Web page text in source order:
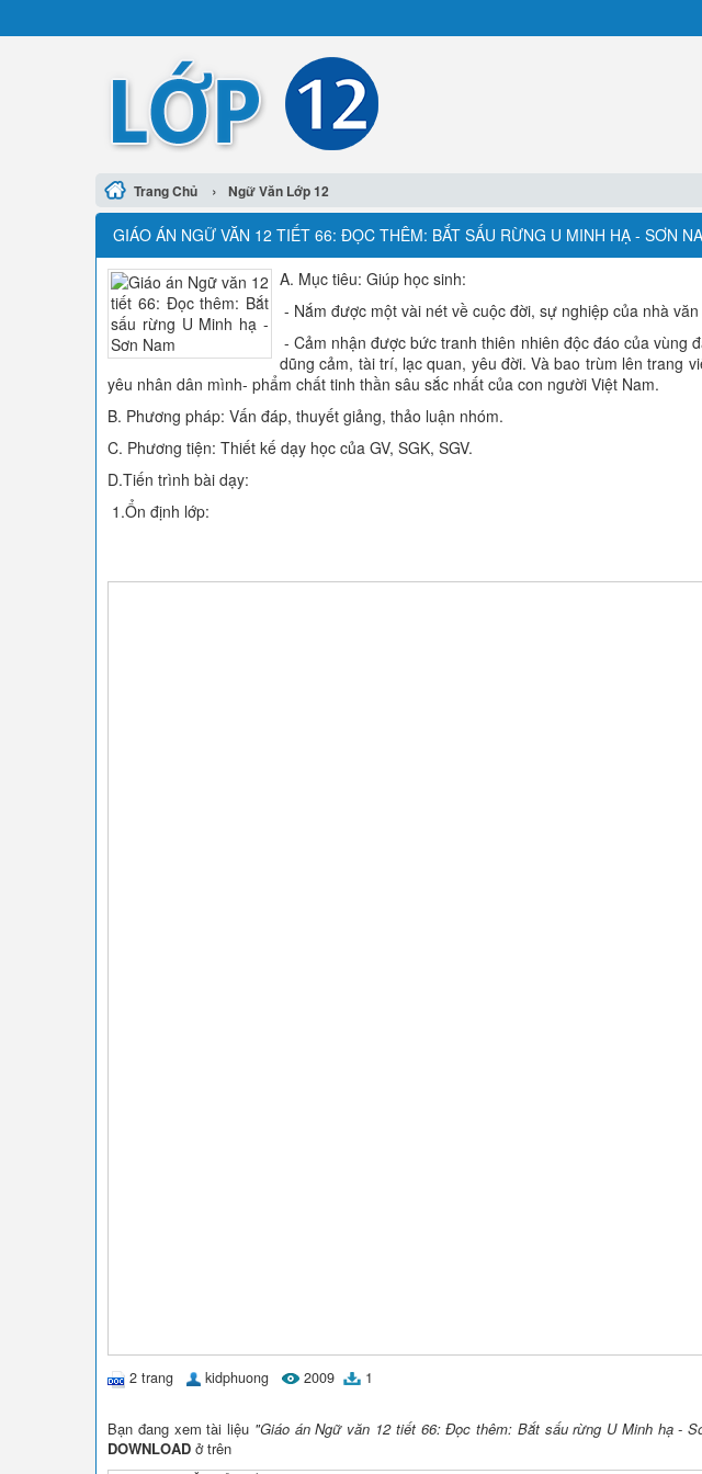
Trang Chủ › Ngữ Văn Lớp 12
GIÁO ÁN NGỮ VĂN 12 TIẾT 66: ĐỌC THÊM: BẮT SẤU RỪNG U MINH HẠ - SƠN
A. Mục tiêu: Giúp học sinh:
- Nắm được một vài nét về cuộc đời, sự nghiệp của nhà
- Cảm nhận được bức tranh thiên nhiên độc đáo của vùng
dũng cảm, tài trí, lạc quan, yêu đời. Và bao trùm lên trang
yêu nhân dân mình- phẩm chất tinh thần sâu sắc nhất của con người Việt Nam.
B. Phương pháp: Vấn đáp, thuyết giảng, thảo luận nhóm.
C. Phương tiện: Thiết kế dạy học của GV, SGK, SGV.
D.Tiến trình bài dạy:
1.Ổn định lớp:
2 trang kidphuong 2009 1
Bạn đang xem tài liệu "Giáo án Ngữ văn 12 tiết 66: Đọc thêm: Bắt sấu rừng U Minh hạ -
DOWNLOAD ở trên